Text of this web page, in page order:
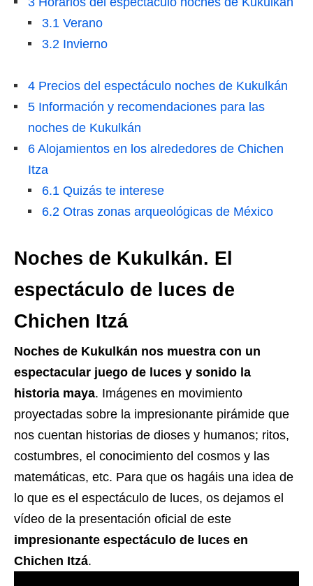
3.1 Verano
3.2 Invierno
4 Precios del espectáculo noches de Kukulkán
5 Información y recomendaciones para las
noches de Kukulkán
6 Alojamientos en los alrededores de Chichen
Itza
6.1 Quizás te interese
6.2 Otras zonas arqueológicas de México
Noches de Kukulkán. El
espectáculo de luces de
Chichen Itzá
Noches de Kukulkán nos muestra con un
espectacular juego de luces y sonido la
historia maya. Imágenes en movimiento
proyectadas sobre la impresionante pirámide que
nos cuentan historias de dioses y humanos; ritos,
costumbres, el conocimiento del cosmos y las
matemáticas, etc. Para que os hagáis una idea de
lo que es el espectáculo de luces, os dejamos el
vídeo de la presentación oficial de este
impresionante espectáculo de luces en
Chichen Itzá.